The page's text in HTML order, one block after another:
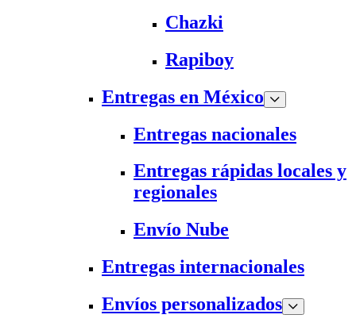
Chazki
Rapiboy
Entregas en México
Entregas nacionales
Entregas rápidas locales y
regionales
Envío Nube
Entregas internacionales
Envíos personalizados